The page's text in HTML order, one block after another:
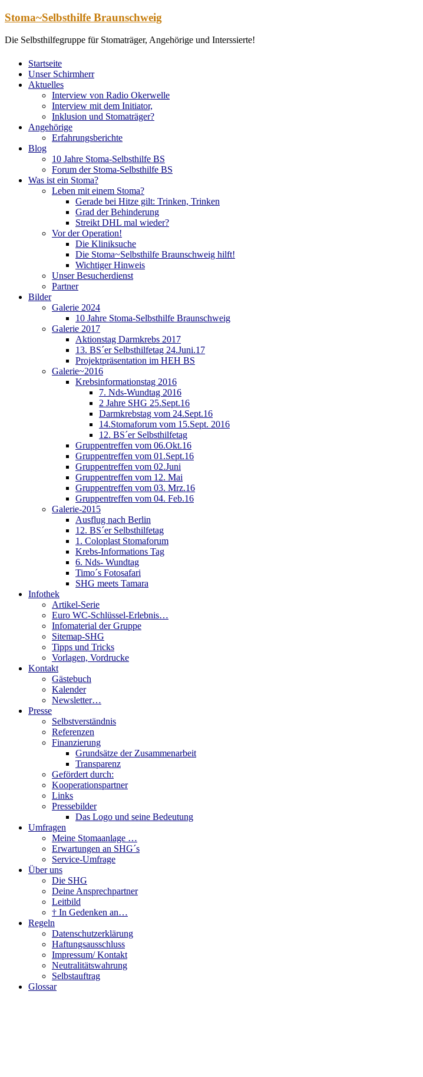
Zum
springen
Stoma~Selbsthilfe Braunschweig
Die Selbsthilfegruppe für Stomaträger, Angehörige und Interssierte!
Startseite
Unser Schirmherr
Aktuelles
Interview von Radio Okerwelle
Interview mit dem Initiator,
Inklusion und Stomaträger?
Angehörige
Erfahrungsberichte
Blog
10 Jahre Stoma-Selbsthilfe BS
Forum der Stoma-Selbsthilfe BS
Was ist ein Stoma?
Leben mit einem Stoma?
Gerade bei Hitze gilt: Trinken, Trinken
Grad der Behinderung
Streikt DHL mal wieder?
Vor der Operation!
Die Kliniksuche
Die Stoma~Selbsthilfe Braunschweig hilft!
Wichtiger Hinweis
Unser Besucherdienst
Partner
Bilder
Galerie 2024
10 Jahre Stoma-Selbsthilfe Braunschweig
Galerie 2017
Aktionstag Darmkrebs 2017
13. BS´er Selbsthilfetag 24.Juni.17
Projektpräsentation im HEH BS
Galerie~2016
Krebsinformationstag 2016
7. Nds-Wundtag 2016
2 Jahre SHG 25.Sept.16
Darmkrebstag vom 24.Sept.16
14.Stomaforum vom 15.Sept. 2016
12. BS´er Selbsthilfetag
Gruppentreffen vom 06.Okt.16
Gruppentreffen vom 01.Sept.16
Gruppentreffen vom 02.Juni
Gruppentreffen vom 12. Mai
Gruppentreffen vom 03. Mrz.16
Gruppentreffen vom 04. Feb.16
Galerie-2015
Ausflug nach Berlin
12. BS´er Selbsthilfetag
1. Coloplast Stomaforum
Krebs-Informations Tag
6. Nds- Wundtag
Timo´s Fotosafari
SHG meets Tamara
Infothek
Artikel-Serie
Euro WC-Schlüssel-Erlebnis…
Infomaterial der Gruppe
Sitemap-SHG
Tipps und Tricks
Vorlagen, Vordrucke
Kontakt
Gästebuch
Kalender
Newsletter…
Presse
Selbstverständnis
Referenzen
Finanzierung
Grundsätze der Zusammenarbeit
Transparenz
Gefördert durch:
Kooperationspartner
Links
Pressebilder
Das Logo und seine Bedeutung
Umfragen
Meine Stomaanlage …
Erwartungen an SHG´s
Service-Umfrage
Über uns
Die SHG
Deine Ansprechpartner
Leitbild
† In Gedenken an…
Regeln
Datenschutzerklärung
Haftungsausschluss
Impressum/ Kontakt
Neutralitätswahrung
Selbstauftrag
Glossar